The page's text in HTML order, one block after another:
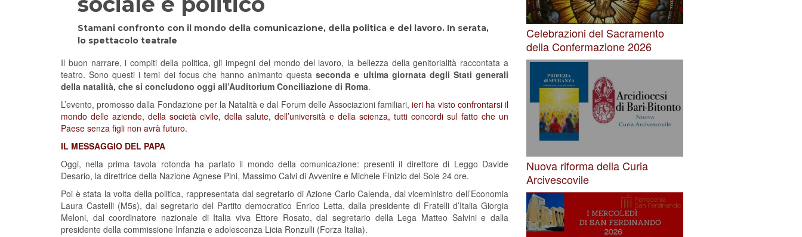
Stamani confronto con il mondo della comunicazione, della politica e del lavoro. In serata,
lo spettacolo teatrale
Il buon narrare, i compiti della politica, gli impegni del mondo del lavoro, la bellezza della genitorialità raccontata a
teatro. Sono questi i temi dei focus che hanno animanto questaseconda e ultima giornata degli Stati generali
della natalità, che si concludono oggi all’Auditorium Conciliazione di Roma.
L’evento, promosso dalla Fondazione per la Natalità e dal Forum delle Associazioni familiari,ieri ha visto confrontarsi il
mondo delle aziende, della società civile, della salute, dell’università e della scienza, tutti concordi sul fatto che un
Paese senza figli non avrà futuro.
IL MESSAGGIO DEL PAPA
Oggi, nella prima tavola rotonda ha parlato il mondo della comunicazione: presenti il direttore di Leggo Davide
Desario, la direttrice della Nazione Agnese Pini, Massimo Calvi di Avvenire e Michele Finizio del Sole 24 ore.
Poi è stata la volta della politica, rappresentata dal segretario di Azione Carlo Calenda, dal viceministro dell’Economia
Laura Castelli (M5s), dal segretario del Partito democratico Enrico Letta, dalla presidente di Fratelli d’Italia Giorgia
Meloni, dal coordinatore nazionale di Italia viva Ettore Rosato, dal segretario della Lega Matteo Salvini e dalla
presidente della commissione Infanzia e adolescenza Licia Ronzulli (Forza Italia).
Celebrazioni del Sacramento
della Confermazione 2026
Nuova riforma della Curia
Arcivescovile